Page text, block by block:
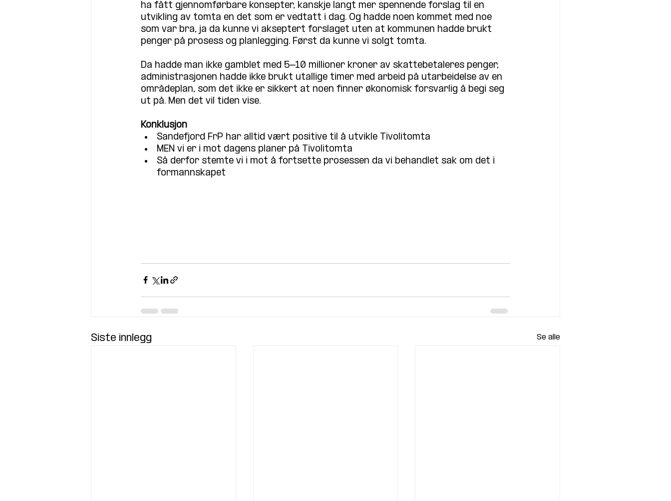
ha fått gjennomførbare konsepter, kanskje langt mer spennende forslag til en
utvikling av tomta en det som er vedtatt i dag. Og hadde noen kommet med noe
som var bra, ja da kunne vi akseptert forslaget uten at kommunen hadde brukt
penger på prosess og planlegging. Først da kunne vi solgt tomta.
Da hadde man ikke gamblet med 5-10 millioner kroner av skattebetaleres penger,
administrasjonen hadde ikke brukt utallige timer med arbeid på utarbeidelse av en
områdeplan, som det ikke er sikkert at noen finner økonomisk forsvarlig å begi seg
ut på. Men det vil tiden vise.
Konklusjon
Sandefjord FrP har alltid vært positive til å utvikle Tivolitomta
MEN vi er i mot dagens planer på Tivolitomta
Så derfor stemte vi i mot å fortsette prosessen da vi behandlet sak om det i
formannskapet
Siste innlegg Se alle